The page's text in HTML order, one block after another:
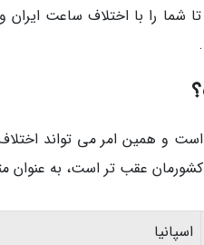
شما را با اختلاف ساعت ایران و
است و همین امر می تواند
اسپانیا